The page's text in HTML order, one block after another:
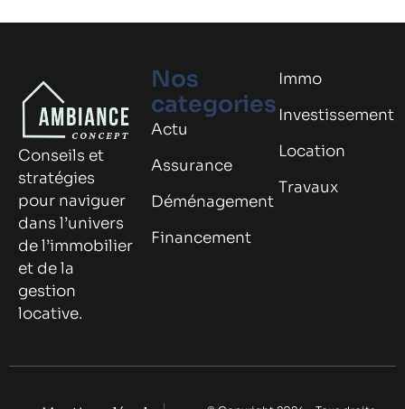
Conseils et
stratégies
pour naviguer
dans l’univers
de l’immobilier
et de la
gestion
locative.
Nos
categories
Actu
Assurance
Déménagement
Financement
Immo
Investissement
Location
Travaux